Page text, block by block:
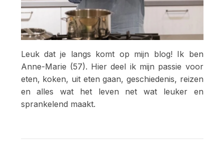
Leuk dat je langs komt op mijn blog! Ik ben
Anne-Marie (57). Hier deel ik mijn passie voor
eten, koken, uit eten gaan, geschiedenis, reizen
en alles wat het leven net wat leuker en
sprankelend maakt.